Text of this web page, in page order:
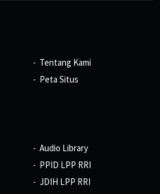
Tentang Kami
Peta Situs
Audio Library
PPID LPP RRI
JDIH LPP RRI